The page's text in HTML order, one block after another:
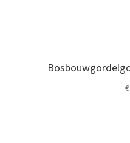
€